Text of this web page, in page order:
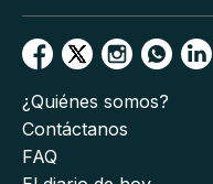
¿Quiénes somos?
Contáctanos
FAQ